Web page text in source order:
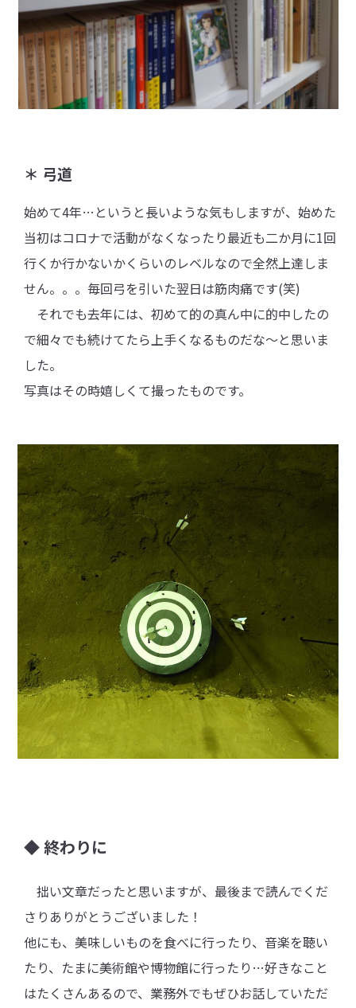
＊ 弓道
始めて4年…というと長いような気もしますが、始めた
当初はコロナで活動がなくなったり最近も二か月に1回
行くか行かないかくらいのレベルなので全然上達しま
せん。。。毎回弓を引いた翌日は筋肉痛です(笑)
それでも去年には、初めて的の真ん中に的中したの
で細々でも続けてたら上手くなるものだな～と思いま
した。
写真はその時嬉しくて撮ったものです。
◆ 終わりに
拙い文章だったと思いますが、最後まで読んでくだ
さりありがとうございました！
他にも、美味しいものを食べに行ったり、音楽を聴い
たり、たまに美術館や博物館に行ったり…好きなこと
はたくさんあるので、業務外でもぜひお話していただ